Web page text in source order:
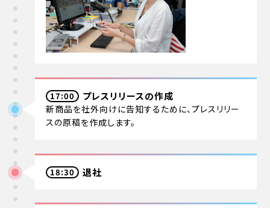
17:00 プレスリリースの作成
新商品を社外向けに告知するために、プレスリリー
スの原稿を作成します。
18:30 退社